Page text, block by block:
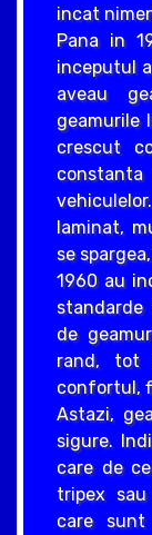
incat
Pana in
inceputul
aveau
geamurile
crescut
laminat,
se
1960 au
de
rand, tot
confortul,
Astazi,
sigure.
care de
tripex sau
care